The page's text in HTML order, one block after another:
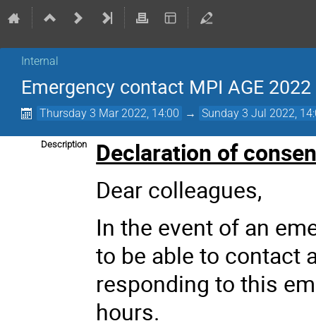
Internal
Emergency contact MPI AGE
Thursday 3 Mar 2022, 14:00 → Sunday 3 Jul 2022,
Description
Declaration of
Dear colleagues,
In the event of an
to be able to contact
responding to this
hours.